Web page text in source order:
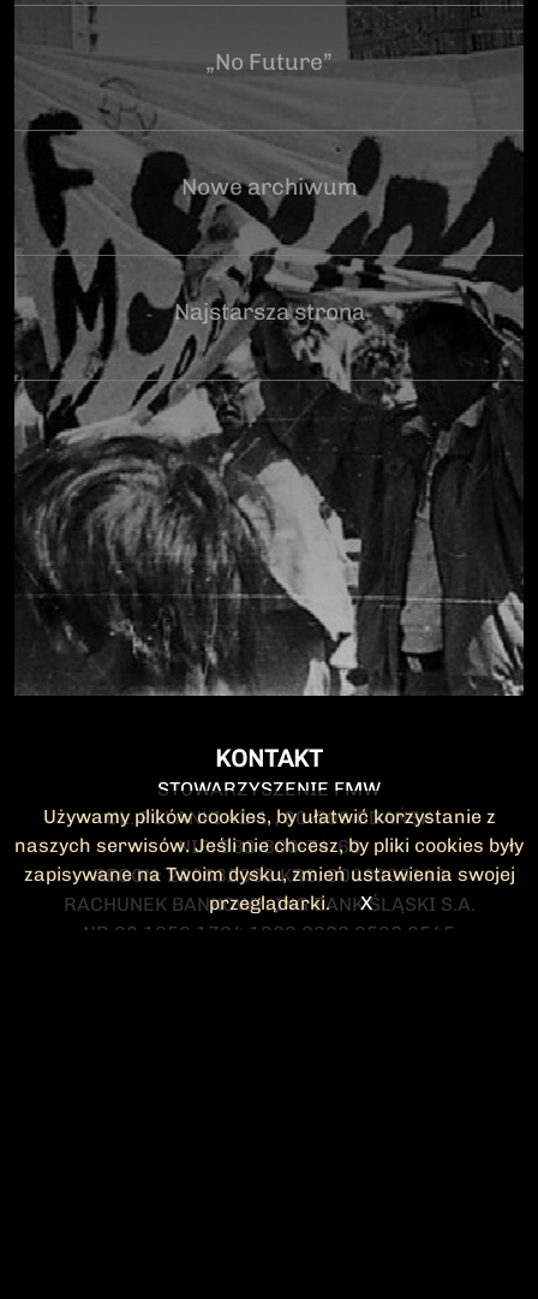
„No Future”
Nowe archiwum
Najstarsza strona
KONTAKT
STOWARZYSZENIE FMW
UL. POLANKI 41-1 , 80-308 GDAŃSK
NIP: 583-300-74-60
REGON: 220532063 KRS: 0000295148
RACHUNEK BANKOWY: ING BANK ŚLĄSKI S.A.
NR 90 1050 1764 1000 0023 2582 8545
Używamy plików cookies, by ułatwić korzystanie z
naszych serwisów. Jeśli nie chcesz, by pliki cookies były
zapisywane na Twoim dysku, zmień ustawienia swojej
przeglądarki.
X